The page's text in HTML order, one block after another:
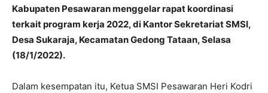
Kabupaten Pesawaran menggelar rapat koordinasi
terkait program kerja 2022, di Kantor Sekretariat SMSI,
Desa Sukaraja, Kecamatan Gedong Tataan, Selasa
(18/1/2022).
Dalam kesempatan itu, Ketua SMSI Pesawaran Heri Kodri